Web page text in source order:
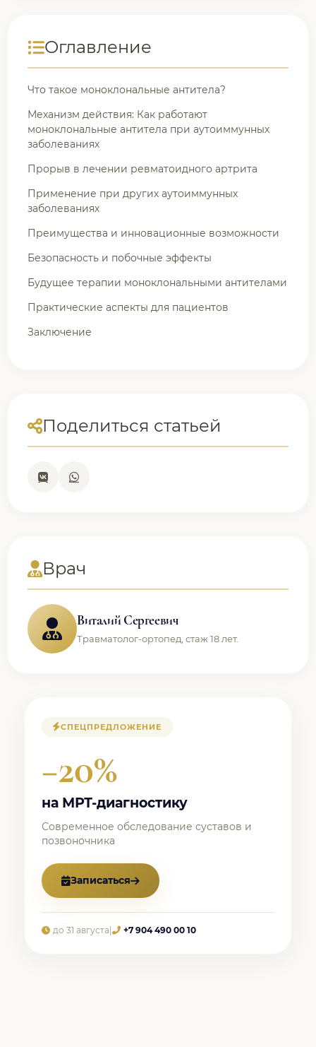
Оглавление
Что такое моноклональные антитела?
Механизм действия: Как работают
моноклональные антитела при аутоиммунных
заболеваниях
Прорыв в лечении ревматоидного артрита
Применение при других аутоиммунных
заболеваниях
Преимущества и инновационные возможности
Безопасность и побочные эффекты
Будущее терапии моноклональными антителами
Практические аспекты для пациентов
Заключение
Поделиться статьей
Врач
Виталий Сергеевич
Травматолог-ортопед, стаж 18 лет.
СПЕЦПРЕДЛОЖЕНИЕ
−20%
на МРТ-диагностику
Современное обследование суставов и
позвоночника
Записаться
до 31 августа +7 904 490 00 10